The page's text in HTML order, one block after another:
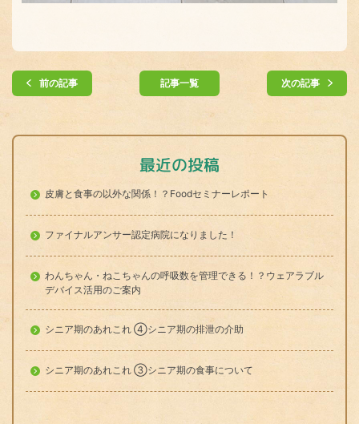
前の記事 記事一覧 次の記事
最近の投稿
皮膚と食事の以外な関係！？Foodセミナーレポート
ファイナルアンサー認定病院になりました！
わんちゃん・ねこちゃんの呼吸数を管理できる！？ウェアラブル
デバイス活用のご案内
シニア期のあれこれ ④シニア期の排泄の介助
シニア期のあれこれ ③シニア期の食事について